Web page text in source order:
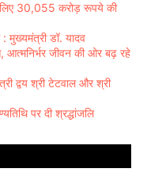
30,055 करोड़ रूपये की
मुख्यमंत्री डॉ. यादव
आत्मनिर्भर जीवन की ओर बढ़ रहे
द्वय श्री टेटवाल और श्री
पर दी श्रद्धांजलि